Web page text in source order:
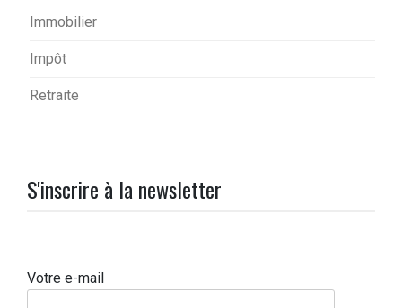
Immobilier
Impôt
Retraite
S'inscrire à la newsletter
Votre e-mail